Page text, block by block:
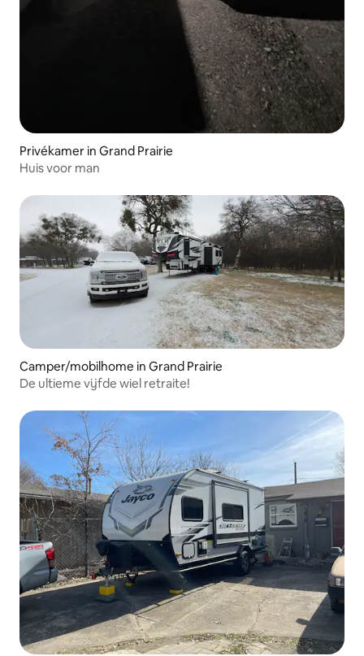
Privékamer in Grand Prairie
Huis voor man
Camper/mobilhome in Grand Prairie
De ultieme vijfde wiel retraite!